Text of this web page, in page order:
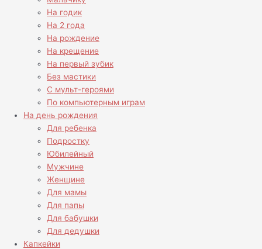
На годик
На 2 года
На рождение
На крещение
На первый зубик
Без мастики
С мульт-героями
По компьютерным играм
На день рождения
Для ребенка
Подростку
Юбилейный
Мужчине
Женщине
Для мамы
Для папы
Для бабушки
Для дедушки
Капкейки